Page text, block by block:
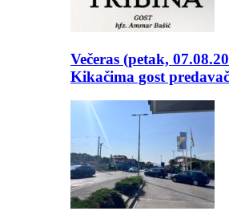
Večeras (petak,
Kikačima gost